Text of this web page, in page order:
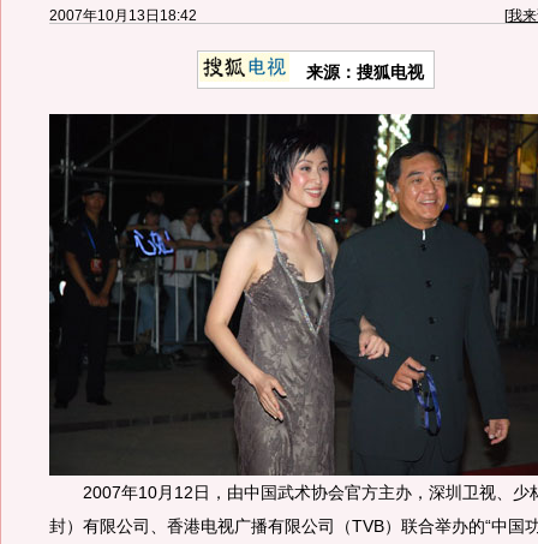
2007年10月13日18:42 [我
来源：搜狐电视
2007年10月12日，由中国武术协会官方主办，深圳卫视、少
封）有限公司、香港电视广播有限公司（TVB）联合举办的“中国